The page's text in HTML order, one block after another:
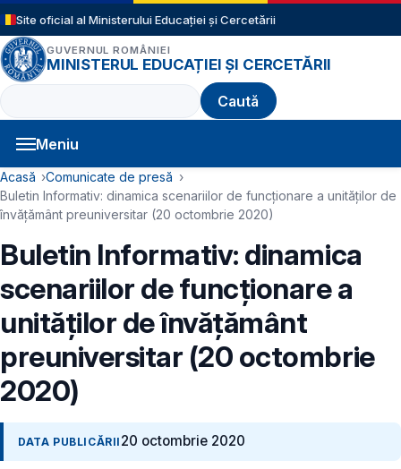
Sari la conținutul principal
Site oficial al Ministerului Educației și Cercetării
GUVERNUL ROMÂNIEI
MINISTERUL EDUCAȚIEI ȘI CERCETĂRII
Caută
Meniu
Navigație principală
Cale de navigare
Acasă
Comunicate de presă
Buletin Informativ: dinamica scenariilor de funcționare a unităților de
învățământ preuniversitar (20 octombrie 2020)
Buletin Informativ: dinamica
scenariilor de funcționare a
unităților de învățământ
preuniversitar (20 octombrie
2020)
DATA PUBLICĂRII 20 octombrie 2020